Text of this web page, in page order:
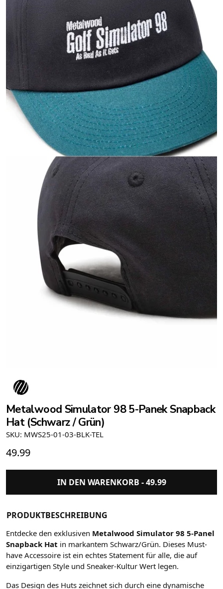
Metalwood Simulator 98 5-Panek Snapback
Hat (Schwarz / Grün)
SKU: MWS25-01-03-BLK-TEL
49.99
IN DEN WARENKORB -49.99
PRODUKTBESCHREIBUNG
Entdecke den exklusiven Metalwood Simulator 98 5-Panel
Snapback Hat in markantem Schwarz/Grün. Dieses Must-
have Accessoire ist ein echtes Statement für alle, die auf
einzigartigen Style und Sneaker-Kultur Wert legen.
Das Design des Huts zeichnet sich durch eine dynamische